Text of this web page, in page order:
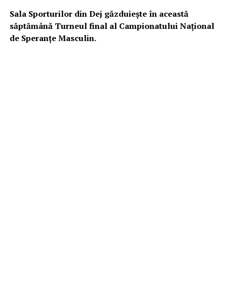
Sala Sporturilor din Dej găzduiește în această
săptămână Turneul final al Campionatului Național
de Speranțe Masculin.